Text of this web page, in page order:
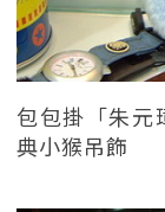
包包掛「朱元
典小猴吊飾